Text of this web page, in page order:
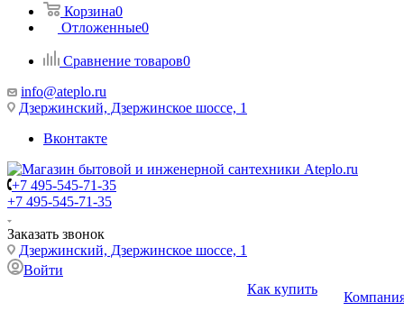
Корзина0
Отложенные0
Сравнение товаров0
info@ateplo.ru
Дзержинский, Дзержинское шоссе, 1
Вконтакте
+7 495-545-71-35
+7 495-545-71-35
Заказать звонок
Дзержинский, Дзержинское шоссе, 1
Войти
Как купить